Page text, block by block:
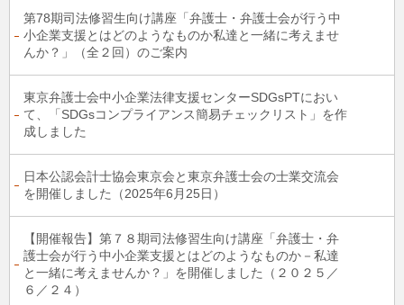
第78期司法修習生向け講座「弁護士・弁護士会が行う中
小企業支援とはどのようなものか私達と一緒に考えませ
んか？」（全２回）のご案内
東京弁護士会中小企業法律支援センターSDGsPTにおい
て、「SDGsコンプライアンス簡易チェックリスト」を作
成しました
日本公認会計士協会東京会と東京弁護士会の士業交流会
を開催しました（2025年6月25日）
【開催報告】第７８期司法修習生向け講座「弁護士・弁
護士会が行う中小企業支援とはどのようなものか－私達
と一緒に考えませんか？」を開催しました（２０２５／
６／２４）